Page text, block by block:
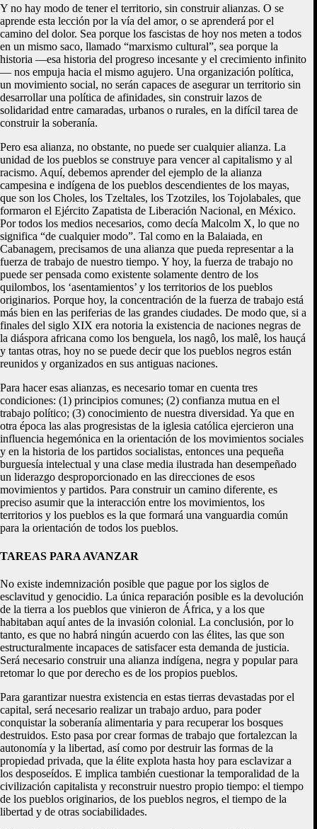
Y no hay modo de tener el territorio, sin construir alianzas. O se
aprende esta lección por la vía del amor, o se aprenderá por el
camino del dolor. Sea porque los fascistas de hoy nos meten a todos
en un mismo saco, llamado “marxismo cultural”, sea porque la
historia —esa historia del progreso incesante y el crecimiento infinito
— nos empuja hacia el mismo agujero. Una organización política,
un movimiento social, no serán capaces de asegurar un territorio sin
desarrollar una política de afinidades, sin construir lazos de
solidaridad entre camaradas, urbanos o rurales, en la difícil tarea de
construir la soberanía.
Pero esa alianza, no obstante, no puede ser cualquier alianza. La
unidad de los pueblos se construye para vencer al capitalismo y al
racismo. Aquí, debemos aprender del ejemplo de la alianza
campesina e indígena de los pueblos descendientes de los mayas,
que son los Choles, los Tzeltales, los Tzotziles, los Tojolabales, que
formaron el Ejército Zapatista de Liberación Nacional, en México.
Por todos los medios necesarios, como decía Malcolm X, lo que no
significa “de cualquier modo”. Tal como en la Balaiada, en
Cabanagem, precisamos de una alianza que pueda representar a la
fuerza de trabajo de nuestro tiempo. Y hoy, la fuerza de trabajo no
puede ser pensada como existente solamente dentro de los
quilombos, los ‘asentamientos’ y los territorios de los pueblos
originarios. Porque hoy, la concentración de la fuerza de trabajo está
más bien en las periferias de las grandes ciudades. De modo que, si a
finales del siglo XIX era notoria la existencia de naciones negras de
la diáspora africana como los benguela, los nagô, los malê, los hauçá
y tantas otras, hoy no se puede decir que los pueblos negros están
reunidos y organizados en sus antiguas naciones.
Para hacer esas alianzas, es necesario tomar en cuenta tres
condiciones: (1) principios comunes; (2) confianza mutua en el
trabajo político; (3) conocimiento de nuestra diversidad. Ya que en
otra época las alas progresistas de la iglesia católica ejercieron una
influencia hegemónica en la orientación de los movimientos sociales
y en la historia de los partidos socialistas, entonces una pequeña
burguesía intelectual y una clase media ilustrada han desempeñado
un liderazgo desproporcionado en las direcciones de esos
movimientos y partidos. Para construir un camino diferente, es
preciso asumir que la interacción entre los movimientos, los
territorios y los pueblos es la que formará una vanguardia común
para la orientación de todos los pueblos.
TAREAS PARA AVANZAR
No existe indemnización posible que pague por los siglos de
esclavitud y genocidio. La única reparación posible es la devolución
de la tierra a los pueblos que vinieron de África, y a los que
habitaban aquí antes de la invasión colonial. La conclusión, por lo
tanto, es que no habrá ningún acuerdo con las élites, las que son
estructuralmente incapaces de satisfacer esta demanda de justicia.
Será necesario construir una alianza indígena, negra y popular para
retomar lo que por derecho es de los propios pueblos.
Para garantizar nuestra existencia en estas tierras devastadas por el
capital, será necesario realizar un trabajo arduo, para poder
conquistar la soberanía alimentaria y para recuperar los bosques
destruidos. Esto pasa por crear formas de trabajo que fortalezcan la
autonomía y la libertad, así como por destruir las formas de la
propiedad privada, que la élite explota hasta hoy para esclavizar a
los desposeídos. E implica también cuestionar la temporalidad de la
civilización capitalista y reconstruir nuestro propio tiempo: el tiempo
de los pueblos originarios, de los pueblos negros, el tiempo de la
libertad y de otras sociabilidades.